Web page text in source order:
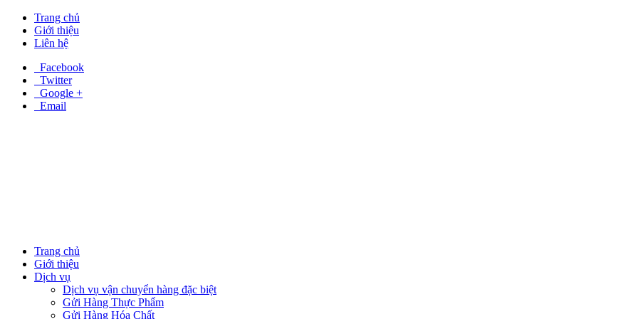
Trang chủ
Giới thiệu
Liên hệ
Facebook
Twitter
Google +
Email
Trang chủ
Giới thiệu
Dịch vụ
Dịch vụ vận chuyển hàng đặc biệt
Gửi Hàng Thực Phẩm
Gửi Hàng Hóa Chất